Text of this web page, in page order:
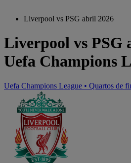
Liverpool vs PSG abril 2026
Liverpool vs PSG
Uefa Champions
Uefa Champions League • Quartos de